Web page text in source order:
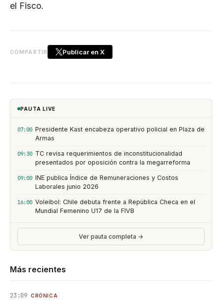
el Fisco.
COMPARTIR Publicar en X
PAUTA LIVE
07:00 Presidente Kast encabeza operativo policial en Plaza de
Armas
09:30 TC revisa requerimientos de inconstitucionalidad
presentados por oposición contra la megarreforma
09:00 INE publica Índice de Remuneraciones y Costos
Laborales junio 2026
16:00 Voleibol: Chile debuta frente a República Checa en el
Mundial Femenino U17 de la FIVB
Ver pauta completa →
Más recientes
23:09 CRÓNICA